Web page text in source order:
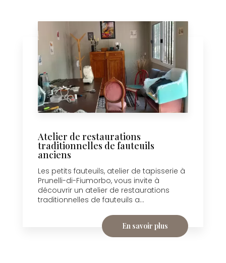
Atelier de restaurations
traditionnelles de fauteuils
anciens
Les petits fauteuils, atelier de tapisserie à
Prunelli-di-Fiumorbo, vous invite à
découvrir un atelier de restaurations
traditionnelles de fauteuils a...
En savoir plus